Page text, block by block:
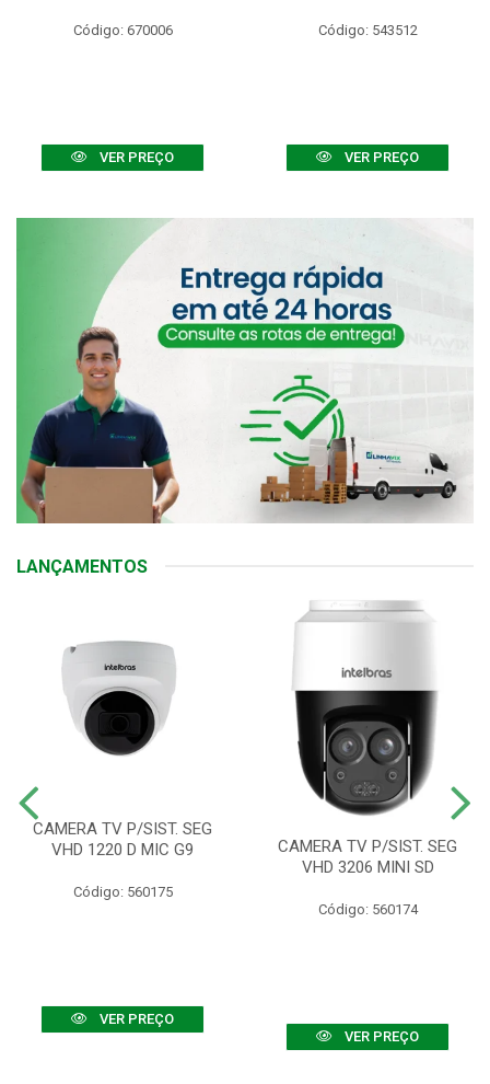
Código: 670006
VER PREÇO
Código: 543512
VER PREÇO
LANÇAMENTOS
CAMERA TV P/SIST. SEG
VHD 1220 D MIC G9
Código: 560175
VER PREÇO
CAMERA TV P/SIST. SEG
VHD 3206 MINI SD
Código: 560174
VER PREÇO